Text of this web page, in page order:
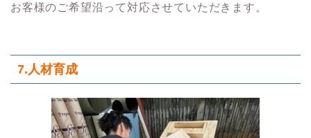
お客様のご希望沿って対応させていただきます。
7.人材育成